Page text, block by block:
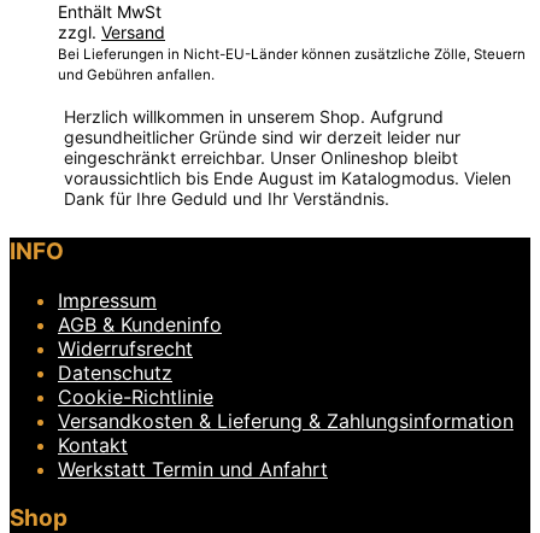
128,00 €
Enthält MwSt
zzgl. Versand
Bei Lieferungen in Nicht-EU-Länder können zusätzliche Zölle, Steuern
und Gebühren anfallen.
Herzlich willkommen in unserem Shop. Aufgrund
gesundheitlicher Gründe sind wir derzeit leider nur
eingeschränkt erreichbar. Unser Onlineshop bleibt
voraussichtlich bis Ende August im Katalogmodus. Vielen
Dank für Ihre Geduld und Ihr Verständnis.
Dieses
Produkt
mehrere
Varianten
auf.
Die
Optionen
können
auf
der
Produktseite
INFO
Impressum
AGB & Kundeninfo
Widerrufsrecht
Datenschutz
Cookie-Richtlinie
Versandkosten & Lieferung & Zahlungsinformation
Kontakt
Werkstatt Termin und Anfahrt
Shop